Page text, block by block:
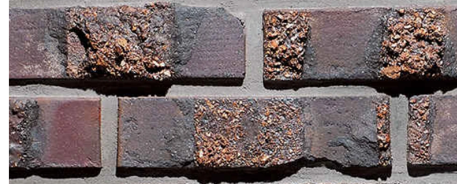
формовки
Рядовой кирпич М-100
Клинкерная плитка
Ступени, крыльцо
Строительные
смеси